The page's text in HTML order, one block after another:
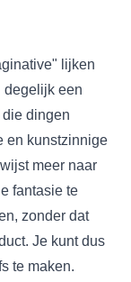
lijken
degelijk een
dingen
en kunstzinnige
meer naar
fantasie te
zonder dat
Je kunt dus
te maken.